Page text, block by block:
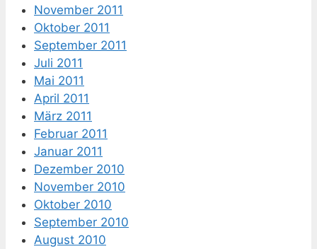
November 2011
Oktober 2011
September 2011
Juli 2011
Mai 2011
April 2011
März 2011
Februar 2011
Januar 2011
Dezember 2010
November 2010
Oktober 2010
September 2010
August 2010